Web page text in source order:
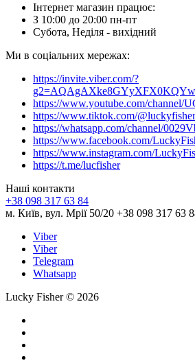
Інтернет магазин працює:
З 10:00 до 20:00 пн-пт
Субота, Неділя - вихідний
Ми в соціальних мережах:
https://invite.viber.com/?
https://www.youtube.com/channel/
https://www.tiktok.com/
https://whatsapp.com/channel/
https://www.facebook.com/
https://www.instagram.com/
https://t.me/lucfisher
Наші контакти
+38 098 317 63 84
м. Київ, вул. Мрії 50/20 +38 098 317 63
Viber
Viber
Telegram
Whatsapp
Lucky Fisher © 2026